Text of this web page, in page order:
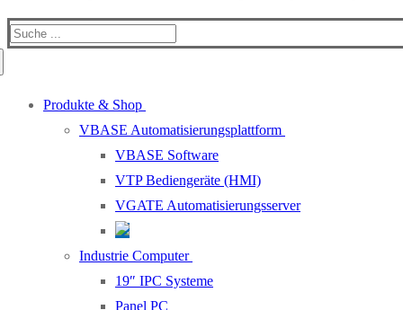
Produkte & Shop
VBASE Automatisierungsplattform
VBASE Software
VTP Bediengeräte (HMI)
VGATE Automatisierungsserver
Industrie Computer
19″ IPC Systeme
Panel PC